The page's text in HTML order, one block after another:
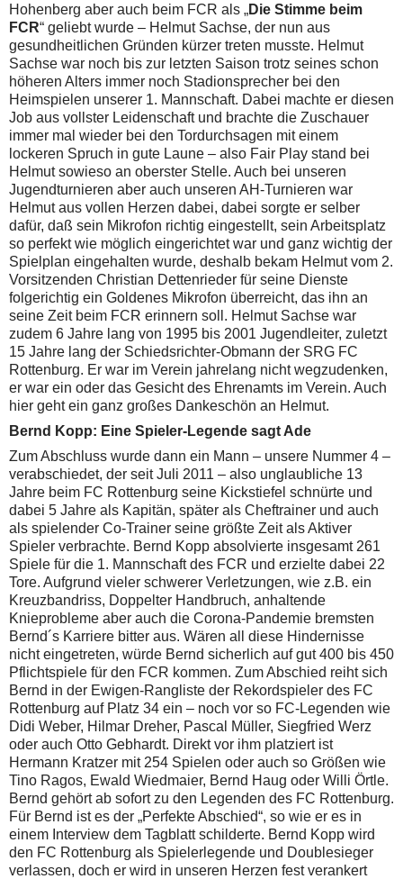
Hohenberg aber auch beim FCR als „Die Stimme beim
FCR“ geliebt wurde – Helmut Sachse, der nun aus
gesundheitlichen Gründen kürzer treten musste. Helmut
Sachse war noch bis zur letzten Saison trotz seines schon
höheren Alters immer noch Stadionsprecher bei den
Heimspielen unserer 1. Mannschaft. Dabei machte er diesen
Job aus vollster Leidenschaft und brachte die Zuschauer
immer mal wieder bei den Tordurchsagen mit einem
lockeren Spruch in gute Laune – also Fair Play stand bei
Helmut sowieso an oberster Stelle. Auch bei unseren
Jugendturnieren aber auch unseren AH-Turnieren war
Helmut aus vollen Herzen dabei, dabei sorgte er selber
dafür, daß sein Mikrofon richtig eingestellt, sein Arbeitsplatz
so perfekt wie möglich eingerichtet war und ganz wichtig der
Spielplan eingehalten wurde, deshalb bekam Helmut vom 2.
Vorsitzenden Christian Dettenrieder für seine Dienste
folgerichtig ein Goldenes Mikrofon überreicht, das ihn an
seine Zeit beim FCR erinnern soll. Helmut Sachse war
zudem 6 Jahre lang von 1995 bis 2001 Jugendleiter, zuletzt
15 Jahre lang der Schiedsrichter-Obmann der SRG FC
Rottenburg. Er war im Verein jahrelang nicht wegzudenken,
er war ein oder das Gesicht des Ehrenamts im Verein. Auch
hier geht ein ganz großes Dankeschön an Helmut.
Bernd Kopp: Eine Spieler-Legende sagt Ade
Zum Abschluss wurde dann ein Mann – unsere Nummer 4 –
verabschiedet, der seit Juli 2011 – also unglaubliche 13
Jahre beim FC Rottenburg seine Kickstiefel schnürte und
dabei 5 Jahre als Kapitän, später als Cheftrainer und auch
als spielender Co-Trainer seine größte Zeit als Aktiver
Spieler verbrachte. Bernd Kopp absolvierte insgesamt 261
Spiele für die 1. Mannschaft des FCR und erzielte dabei 22
Tore. Aufgrund vieler schwerer Verletzungen, wie z.B. ein
Kreuzbandriss, Doppelter Handbruch, anhaltende
Knieprobleme aber auch die Corona-Pandemie bremsten
Bernd´s Karriere bitter aus. Wären all diese Hindernisse
nicht eingetreten, würde Bernd sicherlich auf gut 400 bis 450
Pflichtspiele für den FCR kommen. Zum Abschied reiht sich
Bernd in der Ewigen-Rangliste der Rekordspieler des FC
Rottenburg auf Platz 34 ein – noch vor so FC-Legenden wie
Didi Weber, Hilmar Dreher, Pascal Müller, Siegfried Werz
oder auch Otto Gebhardt. Direkt vor ihm platziert ist
Hermann Kratzer mit 254 Spielen oder auch so Größen wie
Tino Ragos, Ewald Wiedmaier, Bernd Haug oder Willi Örtle.
Bernd gehört ab sofort zu den Legenden des FC Rottenburg.
Für Bernd ist es der „Perfekte Abschied“, so wie er es in
einem Interview dem Tagblatt schilderte. Bernd Kopp wird
den FC Rottenburg als Spielerlegende und Doublesieger
verlassen, doch er wird in unseren Herzen fest verankert